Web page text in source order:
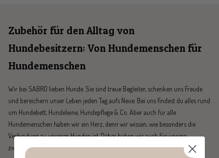
Zubehör für den Alltag von
Hundebesitzern: Von Hundemenschen für
Hundemenschen
Wir bei SABRO lieben Hunde. Sie sind treue Begleiter, schenken uns Freude
und bereichern unser Leben jeden Tag aufs Neue. Bei uns findest du alles rund
um Hundebett, Hundeleine, Hundepflege & Co. Aber auch für alle
Hundemenschen haben wir ein Herz, denn wir wissen, wie besonders die
Verbindung zu unseren Hunden ist. Daher haben wir auch für unsere
zweibeinigen Kunden Produkte entwickelt, die euren Alltag zusammen